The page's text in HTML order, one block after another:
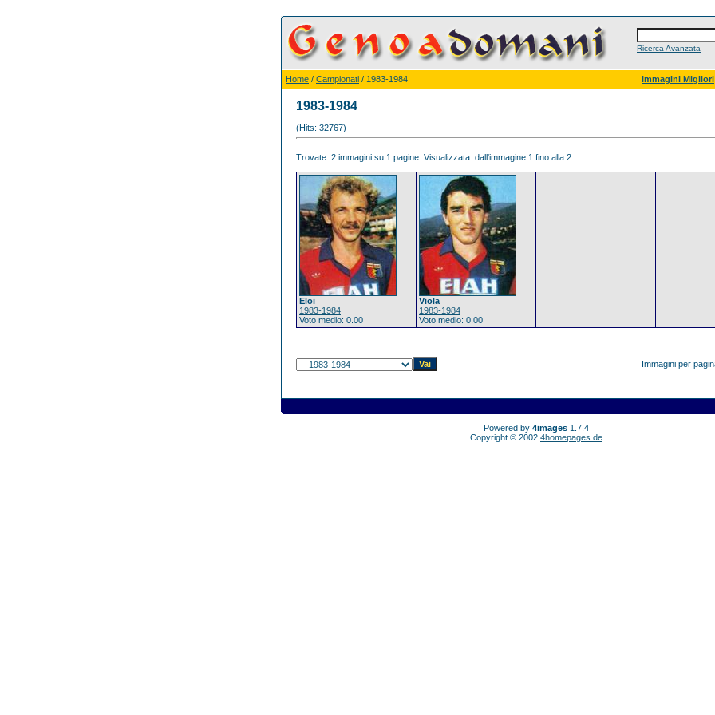
Ricerca Avanzata
Home / Campionati / 1983-1984 Immagini Migliori
1983-1984
(Hits: 32767)
Trovate: 2 immagini su 1 pagine. Visualizzata: dall'immagine 1 fino alla 2.
Eloi
1983-1984
Voto medio: 0.00
Viola
1983-1984
Voto medio: 0.00
Immagini per
Powered by 4images 1.7.4
Copyright © 2002 4homepages.de